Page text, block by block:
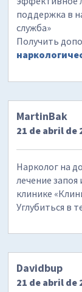
поддержка в
служба»
Получить
MartinBak
21 de abril de
Нарколог на
лечение
клинике
Углубиться в
Davidbup
21 de abril de